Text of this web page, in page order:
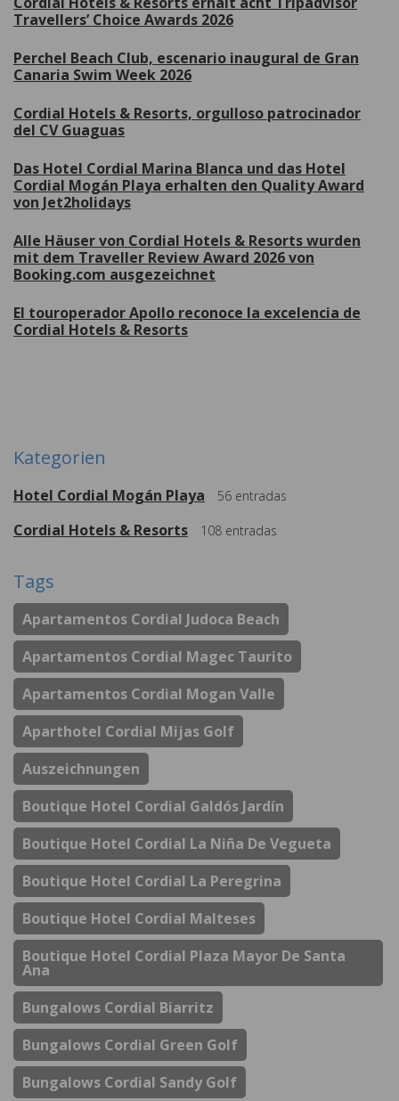
Travellers’ Choice Awards 2026
Perchel Beach Club, escenario inaugural de Gran
Canaria Swim Week 2026
Cordial Hotels & Resorts, orgulloso patrocinador
del CV Guaguas
Das Hotel Cordial Marina Blanca und das Hotel
Cordial Mogán Playa erhalten den Quality Award
von Jet2holidays
Alle Häuser von Cordial Hotels & Resorts wurden
mit dem Traveller Review Award 2026 von
Booking.com ausgezeichnet
El touroperador Apollo reconoce la excelencia de
Cordial Hotels & Resorts
Kategorien
Hotel Cordial Mogán Playa 56 entradas
Cordial Hotels & Resorts 108 entradas
Tags
Apartamentos Cordial Judoca Beach
Apartamentos Cordial Magec Taurito
Apartamentos Cordial Mogan Valle
Aparthotel Cordial Mijas Golf
Auszeichnungen
Boutique Hotel Cordial Galdós Jardín
Boutique Hotel Cordial La Niña De Vegueta
Boutique Hotel Cordial La Peregrina
Boutique Hotel Cordial Malteses
Boutique Hotel Cordial Plaza Mayor De Santa
Ana
Bungalows Cordial Biarritz
Bungalows Cordial Green Golf
Bungalows Cordial Sandy Golf